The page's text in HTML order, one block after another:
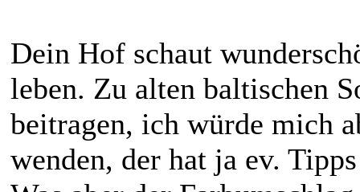
Dein Hof schaut
leben. Zu alten baltischen
beitragen, ich würde mich
wenden, der hat ja ev.